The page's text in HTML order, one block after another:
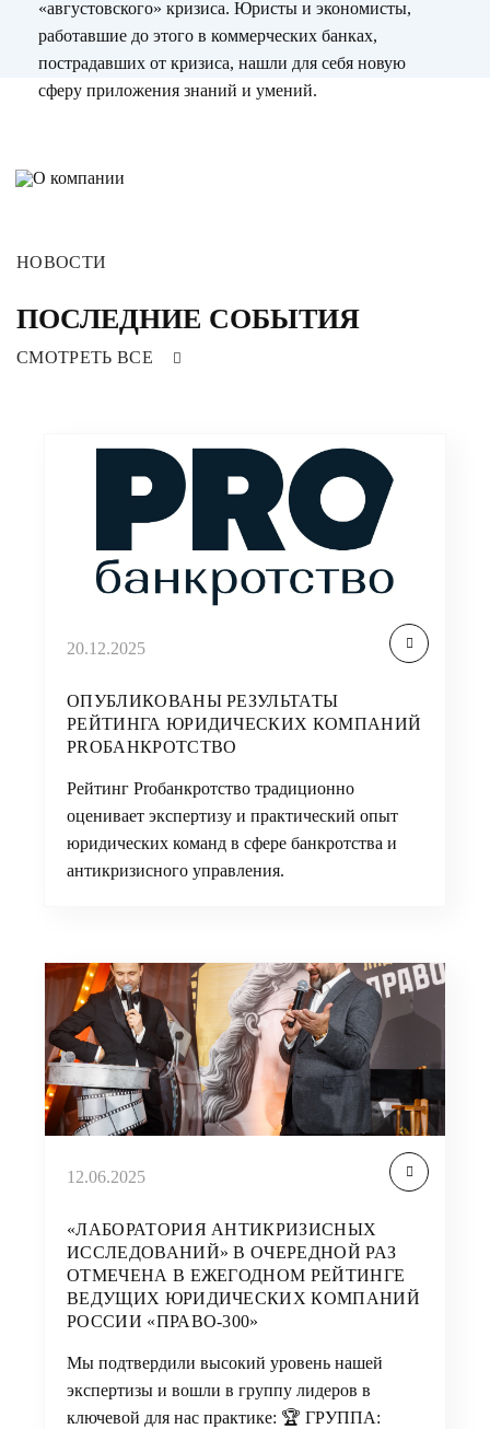
«августовского» кризиса. Юристы и экономисты,
работавшие до этого в коммерческих банках,
пострадавших от кризиса, нашли для себя новую
сферу приложения знаний и умений.
НОВОСТИ
ПОСЛЕДНИЕ СОБЫТИЯ
СМОТРЕТЬ ВСЕ
20.12.2025
ОПУБЛИКОВАНЫ РЕЗУЛЬТАТЫ
РЕЙТИНГА ЮРИДИЧЕСКИХ КОМПАНИЙ
PROБАНКРОТСТВО
Рейтинг Proбанкротство традиционно
оценивает экспертизу и практический опыт
юридических команд в сфере банкротства и
антикризисного управления.
12.06.2025
«ЛАБОРАТОРИЯ АНТИКРИЗИСНЫХ
ИССЛЕДОВАНИЙ» В ОЧЕРЕДНОЙ РАЗ
ОТМЕЧЕНА В ЕЖЕГОДНОМ РЕЙТИНГЕ
ВЕДУЩИХ ЮРИДИЧЕСКИХ КОМПАНИЙ
РОССИИ «ПРАВО-300»
Мы подтвердили высокий уровень нашей
экспертизы и вошли в группу лидеров в
ключевой для нас практике: 🏆 ГРУППА: